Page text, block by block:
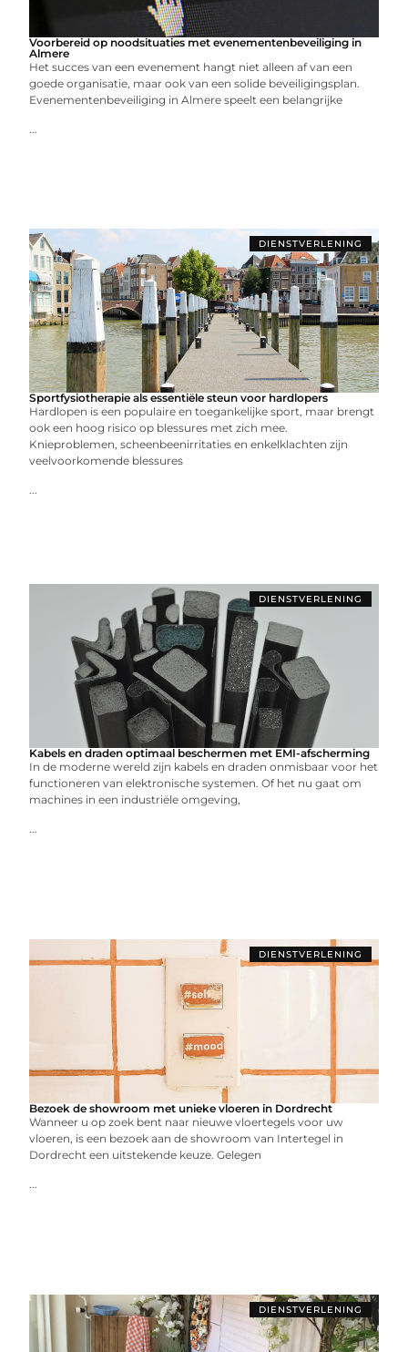
Voorbereid op noodsituaties met evenementenbeveiliging in
Almere
Het succes van een evenement hangt niet alleen af van een
goede organisatie, maar ook van een solide beveiligingsplan.
Evenementenbeveiliging in Almere speelt een belangrijke
...
DIENSTVERLENING
Sportfysiotherapie als essentiële steun voor hardlopers
Hardlopen is een populaire en toegankelijke sport, maar brengt
ook een hoog risico op blessures met zich mee.
Knieproblemen, scheenbeenirritaties en enkelklachten zijn
veelvoorkomende blessures
...
DIENSTVERLENING
Kabels en draden optimaal beschermen met EMI-afscherming
In de moderne wereld zijn kabels en draden onmisbaar voor het
functioneren van elektronische systemen. Of het nu gaat om
machines in een industriële omgeving,
...
DIENSTVERLENING
Bezoek de showroom met unieke vloeren in Dordrecht
Wanneer u op zoek bent naar nieuwe vloertegels voor uw
vloeren, is een bezoek aan de showroom van Intertegel in
Dordrecht een uitstekende keuze. Gelegen
...
DIENSTVERLENING